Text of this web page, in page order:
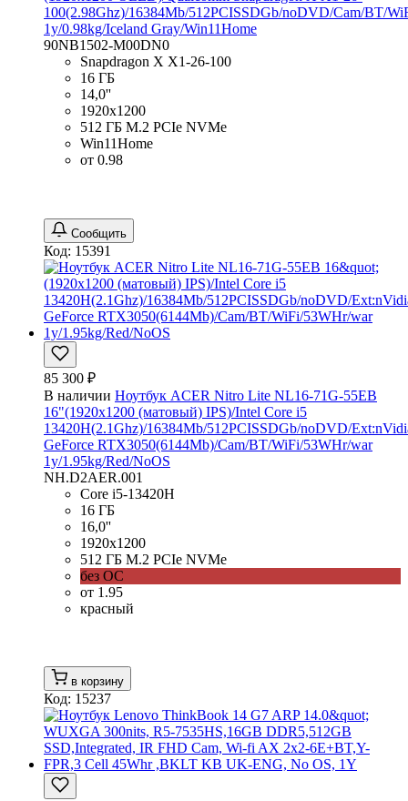
100(2.98Ghz)/16384Mb/512PCISSDGb/noDVD/Cam/BT/
1y/0.98kg/Iceland Gray/Win11Home
90NB1502-M00DN0
Snapdragon X X1-26-100
16 ГБ
14,0''
1920x1200
512 ГБ M.2 PCIe NVMe
Win11Home
от 0.98
Сообщить
Код: 15391
85 300 ₽
В наличии Ноутбук ACER Nitro Lite NL16-71G-55EB
16"(1920x1200 (матовый) IPS)/Intel Core i5
13420H(2.1Ghz)/16384Mb/512PCISSDGb/noDVD/
GeForce RTX3050(6144Mb)/Cam/BT/WiFi/53WHr/war
1y/1.95kg/Red/NoOS
NH.D2AER.001
Core i5-13420H
16 ГБ
16,0''
1920x1200
512 ГБ M.2 PCIe NVMe
без ОС
от 1.95
красный
в корзину
Код: 15237